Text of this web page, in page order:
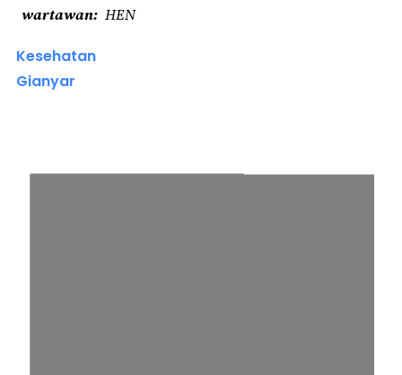
wartawan HEN
Kesehatan
Gianyar